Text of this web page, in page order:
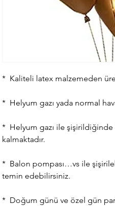
* Kaliteli latex malzemeden
* Helyum gazı yada normal
* Helyum gazı ile şişirildiğinde
kalmaktadır.
* Balon pompası…vs ile
temin edebilirsiniz.
* Doğum günü ve özel gün